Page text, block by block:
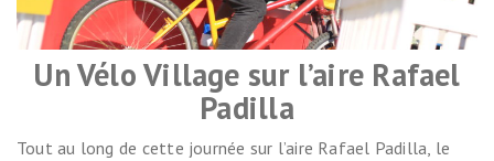
Un Vélo Village sur l’aire Rafael
Padilla
Tout au long de cette journée sur l’aire Rafael Padilla, le